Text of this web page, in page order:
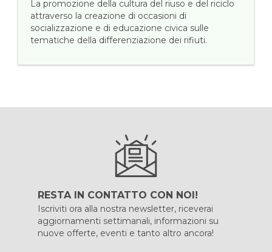
La promozione della cultura del riuso e del riciclo
attraverso la creazione di occasioni di
socializzazione e di educazione civica sulle
tematiche della differenziazione dei rifiuti.
RESTA IN CONTATTO CON NOI!
Iscriviti ora alla nostra newsletter, riceverai
aggiornamenti settimanali, informazioni su
nuove offerte, eventi e tanto altro ancora!